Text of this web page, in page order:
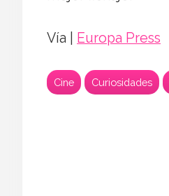
Vía | Europa Press
Cine Curiosidades